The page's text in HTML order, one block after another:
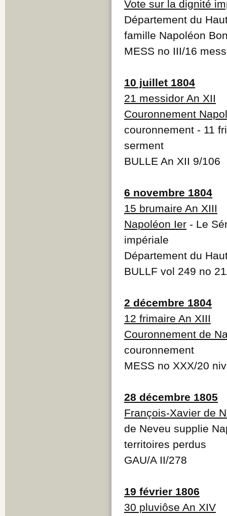
Vote sur la dignité
Département du
famille Napoléon
MESS no III/16
10 juillet 1804
21 messidor An XII
Couronnement
couronnement - 11
serment
BULLE An XII 9/106
6 novembre 1804
15 brumaire An XIII
Napoléon Ier - Le
impériale
Département du
BULLF vol 249 no
2 décembre 1804
12 frimaire An XIII
Couronnement de
couronnement
MESS no XXX/20
28 décembre 1805
François-Xavier de
de Neveu supplie
territoires perdus
GAU/A II/278
19 février 1806
30 pluviôse An XIV